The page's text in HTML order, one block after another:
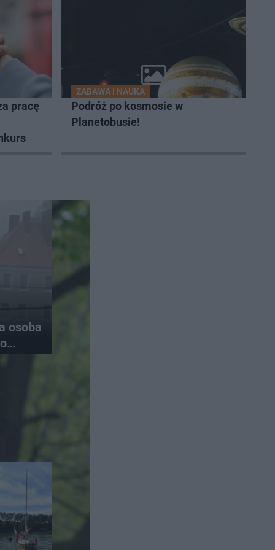
pracę
ZABAWA I NAUKA
Podróż po kosmosie w
Planetobusie!
osoba